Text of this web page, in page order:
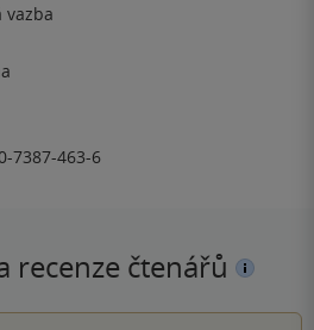
vazba
7387-463-6
recenze čtenářů